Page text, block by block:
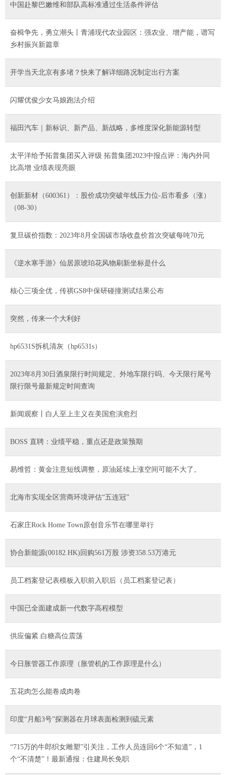
中国赴黎巴嫩维和部队高标准通过生活条件评估
奋楫争先，勇立潮头丨青浦现代农业园区：强农业、增产能，谱写
乡村振兴新篇章
开学当天北京有多堵？快来了解详细路况制定出行方案
闪耀优俊少女马娘跑法介绍
福田汽车｜新标识、新产品、新战略，多维度深化新能源转型
太平洋给予拓普集团买入评级 拓普集团2023中报点评：海内外同
比高增 业绩表现亮眼
创新新材（600361）：股价成功突破年线压力位-后市看多（涨）
（08-30）
复旦碳价指数：2023年8月全国碳市场收盘价首次突破每吨70元
《逆水寒手游》仙居原琥珀花风物刷新坐标是什么
核心三项全优，传祺GS8中保研碰撞测试结果公布
突然，传来一个大利好
hp6531S拆机清灰（hp6531s）
2023年8月30日酒泉限行时间规定、外地车限行吗、今天限行尾号
限行限号最新规定时间查询
新闻观察丨白人至上主义在美国愈演愈烈
BOSS 直聘：业绩平稳，重点还是政策预期
易维哲：黄金注意短线调整，原油延续上涨空间可能不大了。
北海市实现全区营商环境评估“五连冠”
石家庄Rock Home Town原创音乐节在哪里举行
协合新能源(00182.HK)回购561万股 涉资358.53万港元
员工档案登记表模板入职前入职后（员工档案登记表）
中国已全面建成新一代数字高程模型
供应偏紧 白糖高位震荡
今日胀管器工作原理（胀管机的工作原理是什么）
五花肉怎么能卷成肉卷
印度“月船3号”探测器在月球表面检测到硫元素
“715万的牛郎织女雕塑”引关注，工作人员连回6个“不知道”，1
个“不清楚”！最新通报：住建局长免职